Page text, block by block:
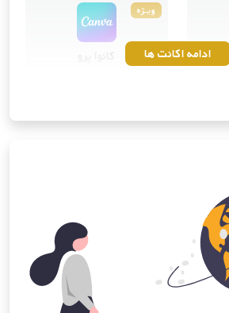
ویــژه
ادامه اکانت ها